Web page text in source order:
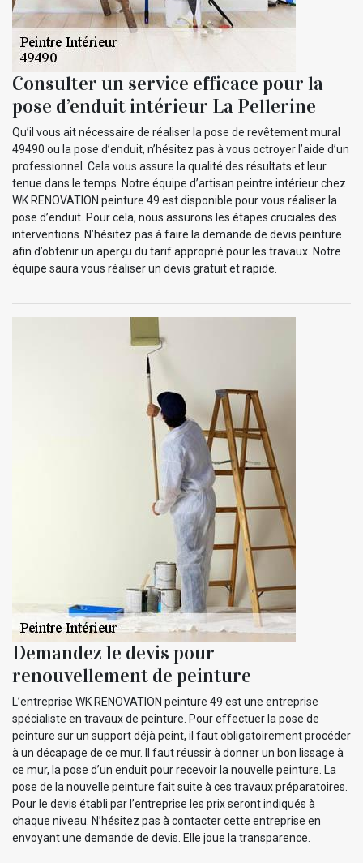
Consulter un service efficace pour la
pose d’enduit intérieur La Pellerine
Qu’il vous ait nécessaire de réaliser la pose de revêtement mural
49490 ou la pose d’enduit, n’hésitez pas à vous octroyer l’aide d’un
professionnel. Cela vous assure la qualité des résultats et leur
tenue dans le temps. Notre équipe d’artisan peintre intérieur chez
WK RENOVATION peinture 49 est disponible pour vous réaliser la
pose d’enduit. Pour cela, nous assurons les étapes cruciales des
interventions. N’hésitez pas à faire la demande de devis peinture
afin d’obtenir un aperçu du tarif approprié pour les travaux. Notre
équipe saura vous réaliser un devis gratuit et rapide.
Demandez le devis pour
renouvellement de peinture
L’entreprise WK RENOVATION peinture 49 est une entreprise
spécialiste en travaux de peinture. Pour effectuer la pose de
peinture sur un support déjà peint, il faut obligatoirement procéder
à un décapage de ce mur. Il faut réussir à donner un bon lissage à
ce mur, la pose d’un enduit pour recevoir la nouvelle peinture. La
pose de la nouvelle peinture fait suite à ces travaux préparatoires.
Pour le devis établi par l’entreprise les prix seront indiqués à
chaque niveau. N’hésitez pas à contacter cette entreprise en
envoyant une demande de devis. Elle joue la transparence.